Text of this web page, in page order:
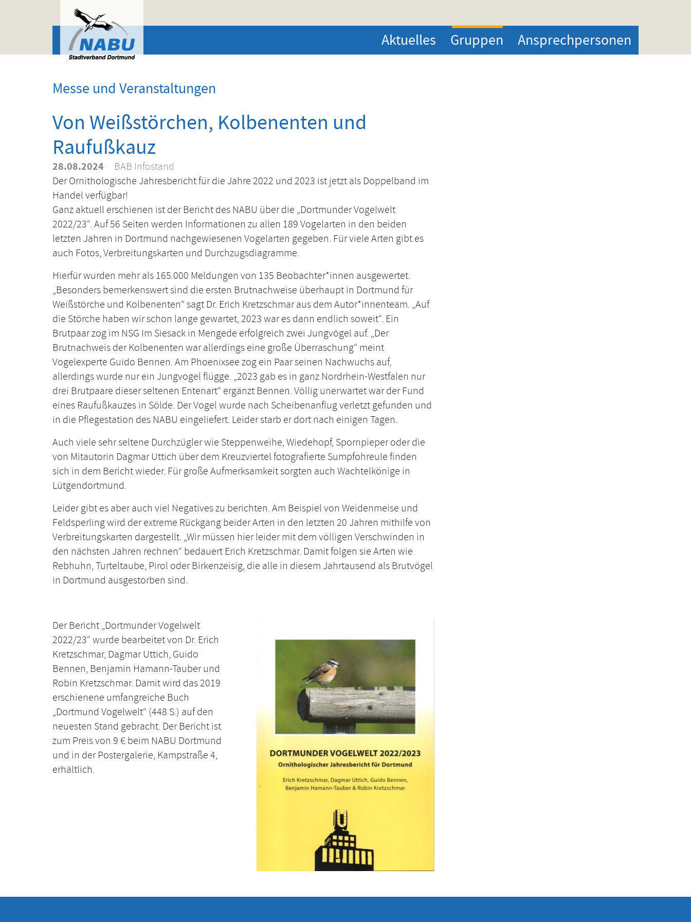
Skip to main content
Aktuelles Gruppen Ansprechpersonen
Messe und Veranstaltungen
Von Weißstörchen, Kolbenenten und
Raufußkauz
28.08.2024
BAB Infostand
Der Ornithologische Jahresbericht für die Jahre 2022 und 2023 ist jetzt als Doppelband im
Handel verfügbar!
Ganz aktuell erschienen ist der Bericht des NABU über die „Dortmunder Vogelwelt
2022/23“. Auf 56 Seiten werden Informationen zu allen 189 Vogelarten in den beiden
letzten Jahren in Dortmund nachgewiesenen Vogelarten gegeben. Für viele Arten gibt es
auch Fotos, Verbreitungskarten und Durchzugsdiagramme.
Hierfür wurden mehr als 165.000 Meldungen von 135 Beobachter*innen ausgewertet.
„Besonders bemerkenswert sind die ersten Brutnachweise überhaupt in Dortmund für
Weißstörche und Kolbenenten“ sagt Dr. Erich Kretzschmar aus dem Autor*innenteam. „Auf
die Störche haben wir schon lange gewartet, 2023 war es dann endlich soweit“. Ein
Brutpaar zog im NSG Im Siesack in Mengede erfolgreich zwei Jungvögel auf. „Der
Brutnachweis der Kolbenenten war allerdings eine große Überraschung“ meint
Vogelexperte Guido Bennen. Am Phoenixsee zog ein Paar seinen Nachwuchs auf,
allerdings wurde nur ein Jungvogel flügge. „2023 gab es in ganz Nordrhein-Westfalen nur
drei Brutpaare dieser seltenen Entenart“ ergänzt Bennen. Völlig unerwartet war der Fund
eines Raufußkauzes in Sölde. Der Vogel wurde nach Scheibenanflug verletzt gefunden und
in die Pflegestation des NABU eingeliefert. Leider starb er dort nach einigen Tagen.
Auch viele sehr seltene Durchzügler wie Steppenweihe, Wiedehopf, Spornpieper oder die
von Mitautorin Dagmar Uttich über dem Kreuzviertel fotografierte Sumpfohreule finden
sich in dem Bericht wieder. Für große Aufmerksamkeit sorgten auch Wachtelkönige in
Lütgendortmund.
Leider gibt es aber auch viel Negatives zu berichten. Am Beispiel von Weidenmeise und
Feldsperling wird der extreme Rückgang beider Arten in den letzten 20 Jahren mithilfe von
Verbreitungskarten dargestellt. „Wir müssen hier leider mit dem völligen Verschwinden in
den nächsten Jahren rechnen“ bedauert Erich Kretzschmar. Damit folgen sie Arten wie
Rebhuhn, Turteltaube, Pirol oder Birkenzeisig, die alle in diesem Jahrtausend als Brutvögel
in Dortmund ausgestorben sind.
Der Bericht „Dortmunder Vogelwelt
2022/23“ wurde bearbeitet von Dr. Erich
Kretzschmar, Dagmar Uttich, Guido
Bennen, Benjamin Hamann-Tauber und
Robin Kretzschmar. Damit wird das 2019
erschienene umfangreiche Buch
„Dortmund Vogelwelt“ (448 S.) auf den
neuesten Stand gebracht. Der Bericht ist
zum Preis von 9 € beim NABU Dortmund
und in der Postergalerie, Kampstraße 4,
erhältlich.